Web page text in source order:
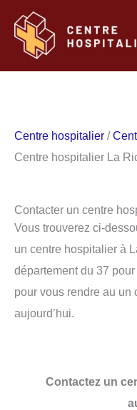
contenu
Centre hospitalier /
Centre hospitalier La
Contacter un centre
Vous trouverez ci-
un centre hospitalier à
département du 37
pour vous rendre au un
aujourd’hui.
Contactez un